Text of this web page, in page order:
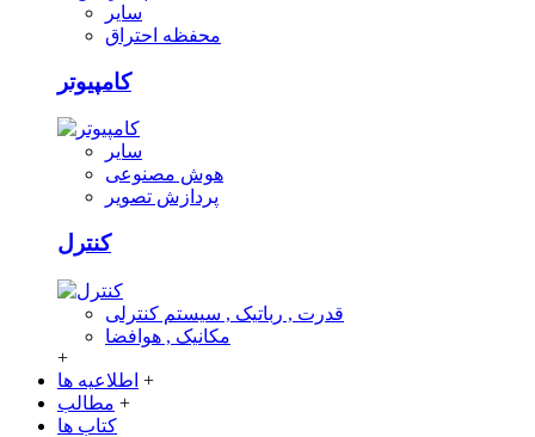
سایر
محفظه احتراق
کامپیوتر
سایر
هوش مصنوعی
پردازش تصویر
کنترل
قدرت , رباتیک , سیستم کنترلی
مکانیک , هوافضا
+
اطلاعیه ها +
مطالب +
کتاب ها